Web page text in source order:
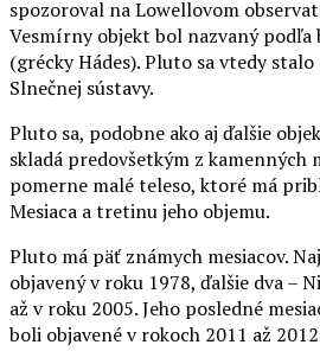
spozoroval na Lowellovom
Vesmírny objekt bol nazvaný podľa
(grécky Hádes). Pluto sa vtedy
Slnečnej sústavy.
Pluto sa, podobne ako aj ďalšie
skladá predovšetkým z kamenných
pomerne malé teleso, ktoré má
Mesiaca a tretinu jeho objemu.
Pluto má päť známych mesiacov.
objavený v roku 1978, ďalšie dva –
až v roku 2005. Jeho posledné
boli objavené v rokoch 2011 až